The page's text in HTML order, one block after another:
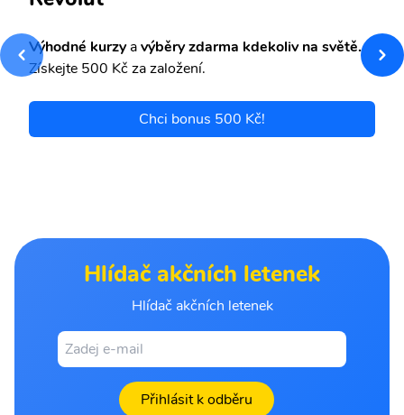
Výhodné kurzyavýběry zdarma kdekoliv na světě.
Získejte 500 Kč za založení.
Chci bonus 500 Kč!
Hlídač akčních letenek
Hlídač akčních letenek
Přihlásit k odběru